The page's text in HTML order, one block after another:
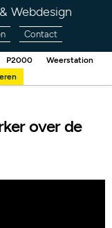
Webdesign
Contact
P2000
Weerstation
over de